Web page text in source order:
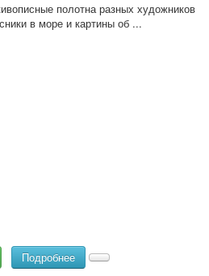
полотна разных художников
в море и картины об ...
Подробнее